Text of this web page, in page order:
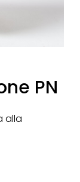
PN
alla